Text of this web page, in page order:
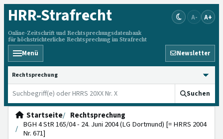
HRR-Strafrecht
Online-Zeitschrift und Rechtsprechungsdatenbank
für höchstrichterliche Rechtsprechung im Strafrecht
A- A+
Menü Newsletter
HRRS durchsuchen
Suchen
Startseite
Rechtsprechung
BGH 4 StR 165/04 - 24. Juni 2004 (LG Dortmund) [= HRRS 2004
Nr. 671]